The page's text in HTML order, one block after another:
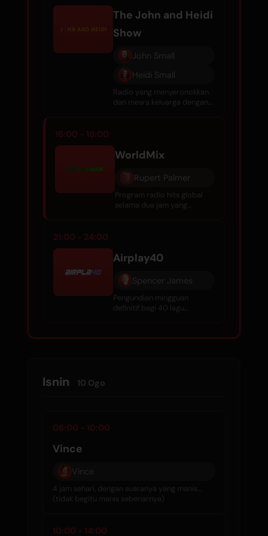
menari.
The John and Heidi
Show
John Small
Heidi Small
Radio yang menyeronokkan
dan mesra keluarga dengan
16:00 - 18:00
WorldMix
Rupert Palmer
Program radio hits global
selama dua jam yang
Dihoskan oleh Rupert
Palmer.
21:00 - 24:00
Airplay40
Spencer James
Pengundian mingguan
definitif bagi 40 lagu
Isnin 10 Ogo
06:00 - 10:00
Vince
Vince
4 jam sehari, dengan suaranya yang manis...
(tidak begitu manis sebenarnya)
10:00 - 14:00